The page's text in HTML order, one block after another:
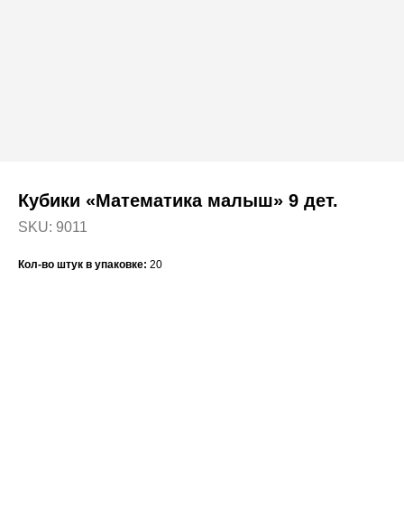
Кубики «Математика малыш» 9 дет.
SKU: 9011
Кол-во штук в упаковке: 20